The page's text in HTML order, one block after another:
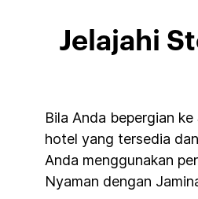
Jelajahi
Bila Anda bepergian
hotel yang tersedia
Anda menggunakan
Nyaman dengan